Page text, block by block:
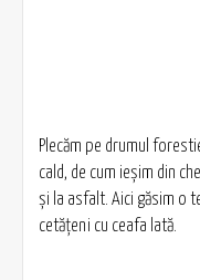
Plecăm pe drumul
cald, de cum ieșim din
și la asfalt. Aici găsim o
cetățeni cu ceafa lată.